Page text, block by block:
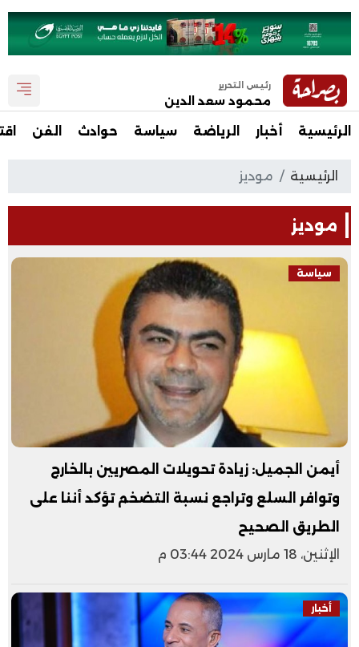
رئيس التحرير
محمود سعد الدين
الرئيسية أخبار الرياضة سياسة حوادث الفن
الرئيسية موديز
موديز
سياسة
أيمن الجميل: زيادة تحويلات المصريين بالخارج
وتوافر السلع وتراجع نسبة التضخم تؤكد أننا على
الطريق الصحيح
الإثنين، 18 مارس 2024 03:44 م
أخبار